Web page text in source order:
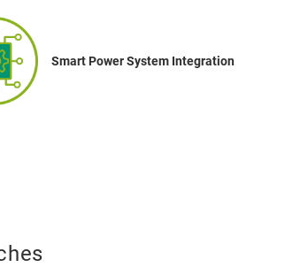
Smart Power System Integration